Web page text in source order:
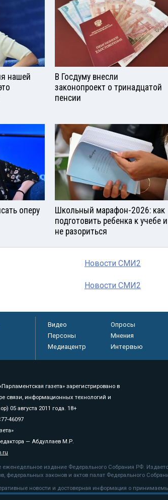
нашей
В Госдуму внесли
законопроект о тринадцатой
пенсии
оперу
Школьный марафон-2026: как
подготовить ребенка к учебе и
не разориться
Новости СМИ2
Новости СМИ2
Видео Опросы
Персоны
Мнения
Медиацентр
Интервью
газета» зарегистрировано в
связи, информационных технологий и
05 августа 2011 года. 18+
46097
— Абдуллаев М.Р.
еженедельное издание Федерального Собрания РФ.
федеральных законов и актов палат Федерального
новости и достоверная информация о
на pnp.ru обязательна.